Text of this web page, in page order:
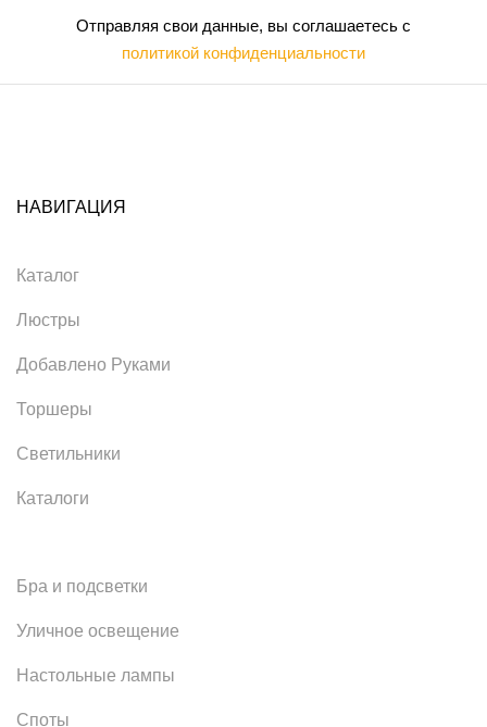
Отправляя свои данные, вы соглашаетесь с
политикой конфиденциальности
НАВИГАЦИЯ
Каталог
Люстры
Добавлено Руками
Торшеры
Светильники
Каталоги
Бра и подсветки
Уличное освещение
Настольные лампы
Споты